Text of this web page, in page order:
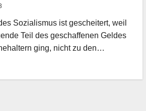
Sozialismus ist gescheitert, weil
Teil des geschaffenen Geldes
ging, nicht zu den…